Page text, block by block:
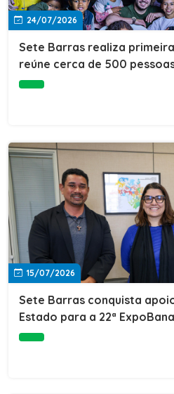
24/07/2026
Sete Barras realiza
reúne cerca de 500
15/07/2026
Sete Barras conquista
Estado para a 22ª